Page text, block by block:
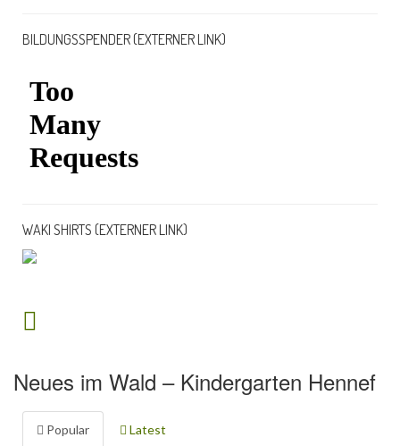
BILDUNGSSPENDER (EXTERNER LINK)
WAKI SHIRTS (EXTERNER LINK)
Neues im Wald – Kindergarten Hennef
Popular Latest